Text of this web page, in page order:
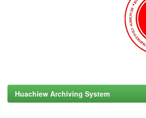
Huachiew Archiving System